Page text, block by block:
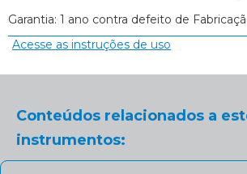
Garantia: 1 ano contra defeito de
Acesse as instruções de uso
Conteúdos relacionados a
instrumentos: